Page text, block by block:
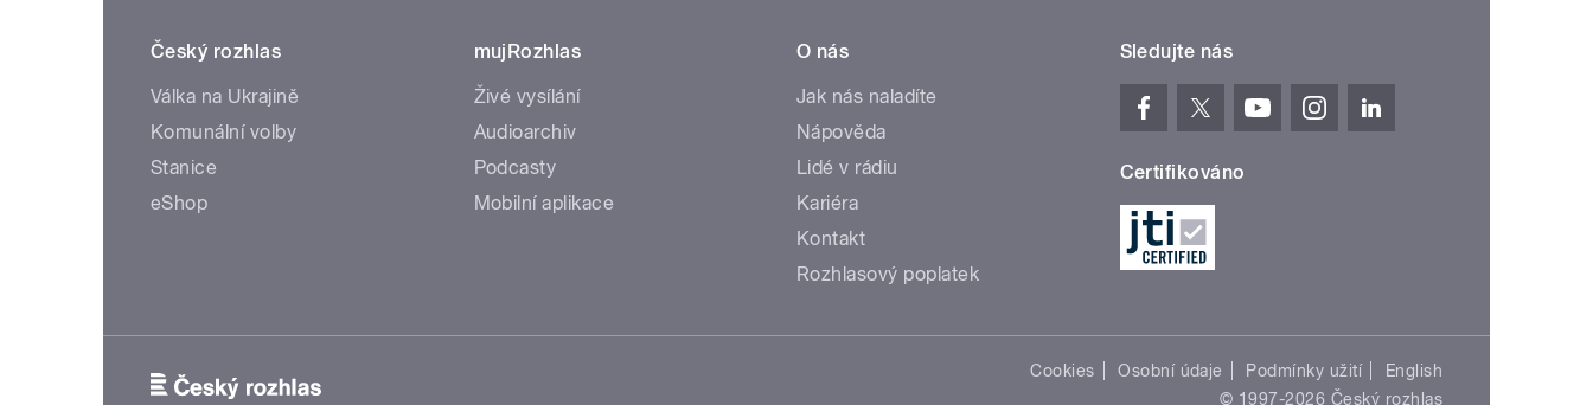
Český rozhlas
Válka na Ukrajině
Komunální volby
Stanice
eShop
mujRozhlas
Živé vysílání
Audioarchiv
Podcasty
Mobilní aplikace
O nás
Jak nás naladíte
Nápověda
Lidé v rádiu
Kariéra
Kontakt
Rozhlasový poplatek
Sledujte nás
Certifikováno
Cookies Osobní údaje Podmínky užití
English
© 1997-2026 Český rozhlas